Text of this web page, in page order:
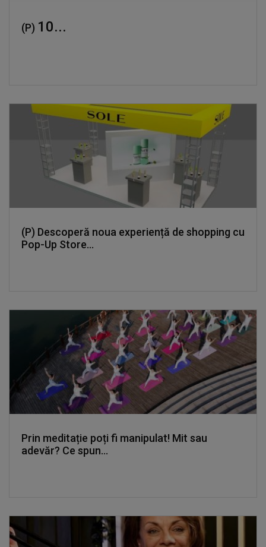
(P) 10...
(P) Descoperă noua experiență de shopping cu
Pop-Up Store...
Prin meditație poți fi manipulat! Mit sau
adevăr? Ce spun...